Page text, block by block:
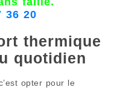
36 20
thermique
quotidien
opter pour le